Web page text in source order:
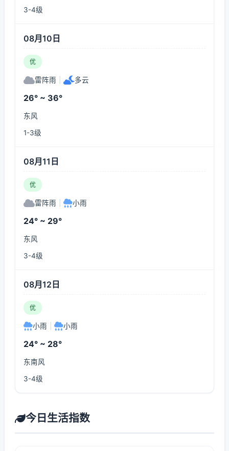
3-4级
08月10日
优
雷阵雨 多云
26° ~ 36°
东风
1-3级
08月11日
优
雷阵雨 小雨
24° ~ 29°
东风
3-4级
08月12日
优
小雨 小雨
24° ~ 28°
东南风
3-4级
今日生活指数